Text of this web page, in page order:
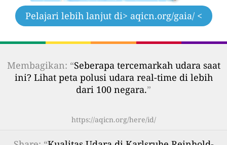
Pelajari lebih lanjut di> aqicn.org/gaia/ <
Membagikan: “Seberapa tercemarkah udara saat
ini? Lihat peta polusi udara real-time di lebih
dari 100 negara.”
https://aqicn.org/here/id/